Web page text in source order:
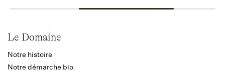
Le Domaine
Notre histoire
Notre démarche bio